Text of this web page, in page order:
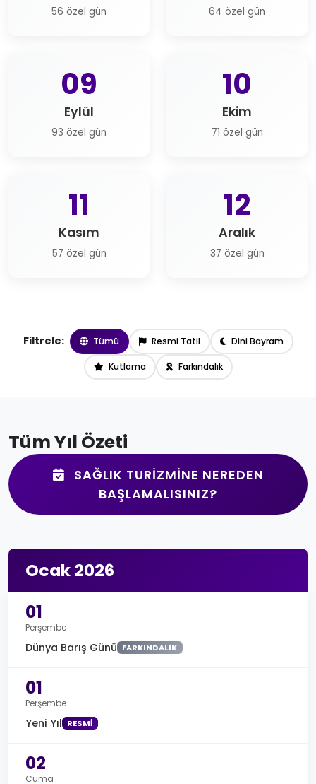
56 özel gün 64 özel gün
09
Eylül
93 özel gün
10
Ekim
71 özel gün
11
Kasım
57 özel gün
12
Aralık
37 özel gün
Filtrele: Tümü Resmi Tatil Dini Bayram
Kutlama Farkındalık
Tüm Yıl Özeti
SAĞLIK TURIZMINE NEREDEN
BAŞLAMALISINIZ?
Ocak 2026
01
Perşembe
Dünya Barış Günü FARKINDALIK
01
Perşembe
Yeni Yıl RESMI
02
Cuma